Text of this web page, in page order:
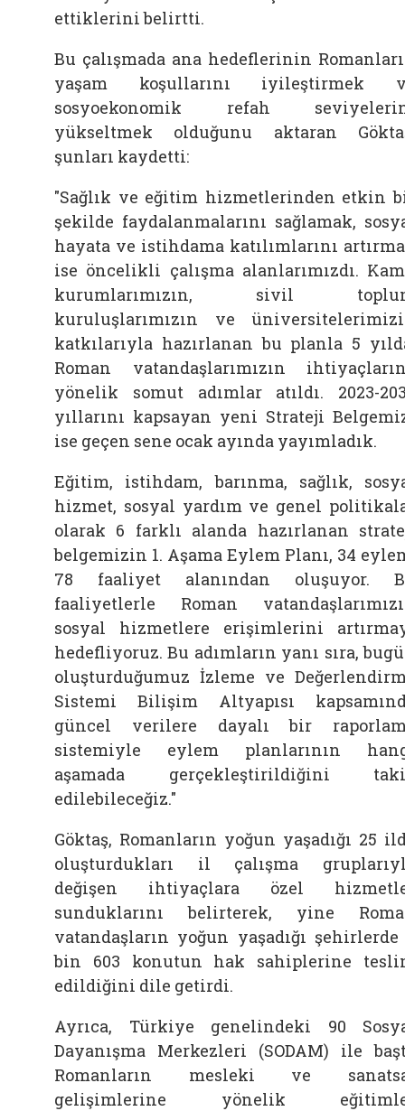
ettiklerini belirtti.
Bu çalışmada ana hedeflerinin
yaşam koşullarını iyileştirmek
sosyoekonomik refah
yükseltmek olduğunu aktaran
şunları kaydetti:
"Sağlık ve eğitim hizmetlerinden etkin
şekilde faydalanmalarını sağlamak,
hayata ve istihdama katılımlarını
ise öncelikli çalışma alanlarımızdı.
kurumlarımızın, sivil
kuruluşlarımızın ve
katkılarıyla hazırlanan bu planla 5
Roman vatandaşlarımızın
yönelik somut adımlar atıldı. 2023-
yıllarını kapsayan yeni Strateji
ise geçen sene ocak ayında yayımladık.
Eğitim, istihdam, barınma, sağlık,
hizmet, sosyal yardım ve genel
olarak 6 farklı alanda hazırlanan
belgemizin 1. Aşama Eylem Planı, 34
78 faaliyet alanından oluşuyor.
faaliyetlerle Roman
sosyal hizmetlere erişimlerini
hedefliyoruz. Bu adımların yanı sıra,
oluşturduğumuz İzleme ve
Sistemi Bilişim Altyapısı
güncel verilere dayalı bir
sistemiyle eylem planlarının
aşamada gerçekleştirildiğini
edilebileceğiz."
Göktaş, Romanların yoğun yaşadığı 25
oluşturdukları il çalışma
değişen ihtiyaçlara özel
sunduklarını belirterek, yine
vatandaşların yoğun yaşadığı şehirlerde
bin 603 konutun hak sahiplerine
edildiğini dile getirdi.
Ayrıca, Türkiye genelindeki 90
Dayanışma Merkezleri (SODAM) ile
Romanların mesleki ve
gelişimlerine yönelik